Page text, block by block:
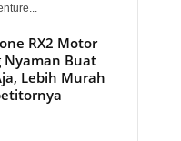
RX2 Motor
Nyaman Buat
Lebih Murah